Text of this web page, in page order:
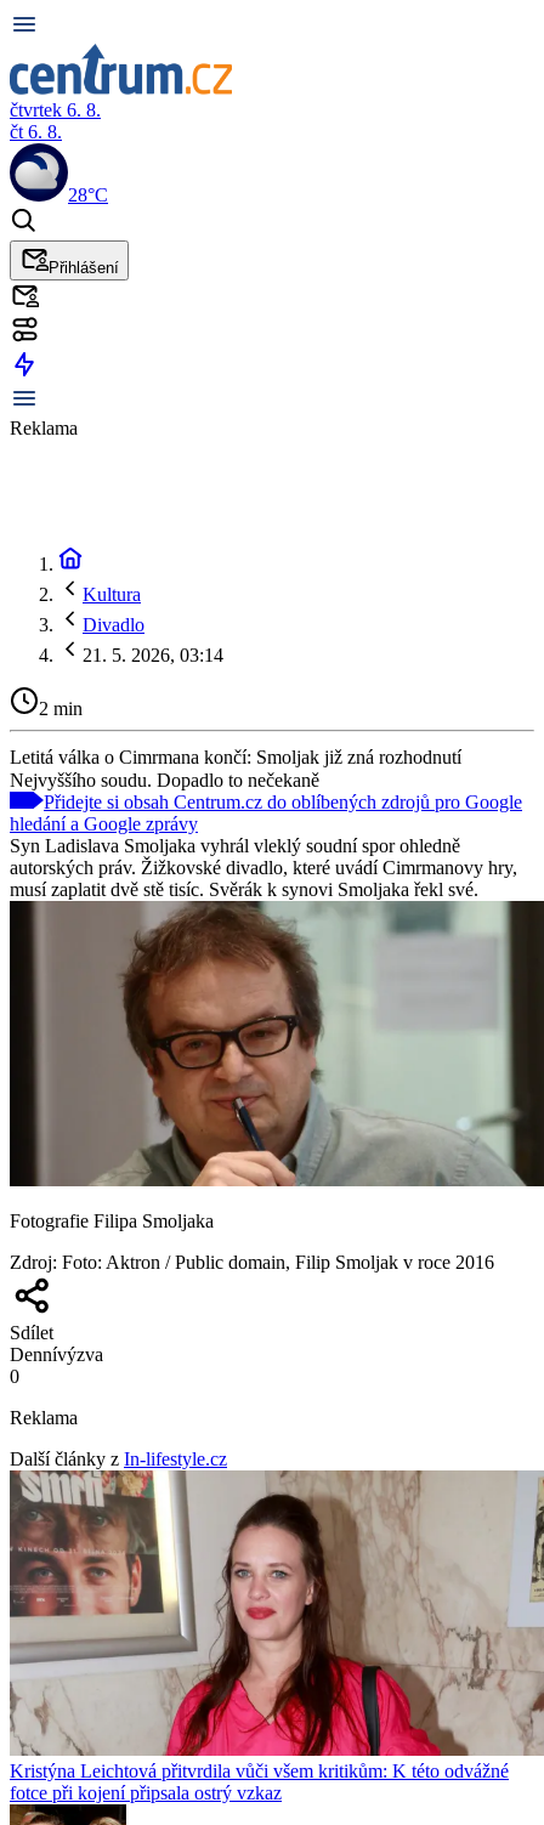
čtvrtek 6. 8.
čt 6. 8.
28°C
Přihlášení
Reklama
Kultura
Divadlo
21. 5. 2026, 03:14
2 min
Letitá válka o Cimrmana končí: Smoljak již zná rozhodnutí
Nejvyššího soudu. Dopadlo to nečekaně
Přidejte si obsah Centrum.cz do oblíbených zdrojů pro Google
hledání a Google zprávy
Syn Ladislava Smoljaka vyhrál vleklý soudní spor ohledně
autorských práv. Žižkovské divadlo, které uvádí Cimrmanovy hry,
musí zaplatit dvě stě tisíc. Svěrák k synovi Smoljaka řekl své.
Fotografie Filipa Smoljaka
Zdroj: Foto: Aktron / Public domain, Filip Smoljak v roce 2016
Sdílet
Dennívýzva
0
Reklama
Další články z In-lifestyle.cz
Kristýna Leichtová přitvrdila vůči všem kritikům: K této odvážné
fotce při kojení připsala ostrý vzkaz